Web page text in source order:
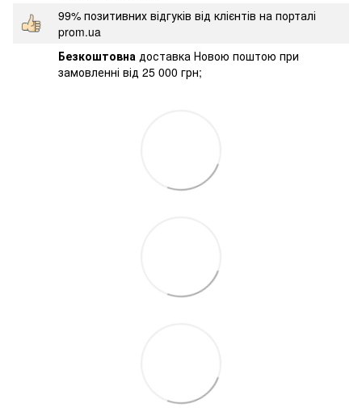
99% позитивних відгуків від клієнтів на порталі
prom.ua
Безкоштовна доставка Новою поштою при
замовленні від 25 000 грн;